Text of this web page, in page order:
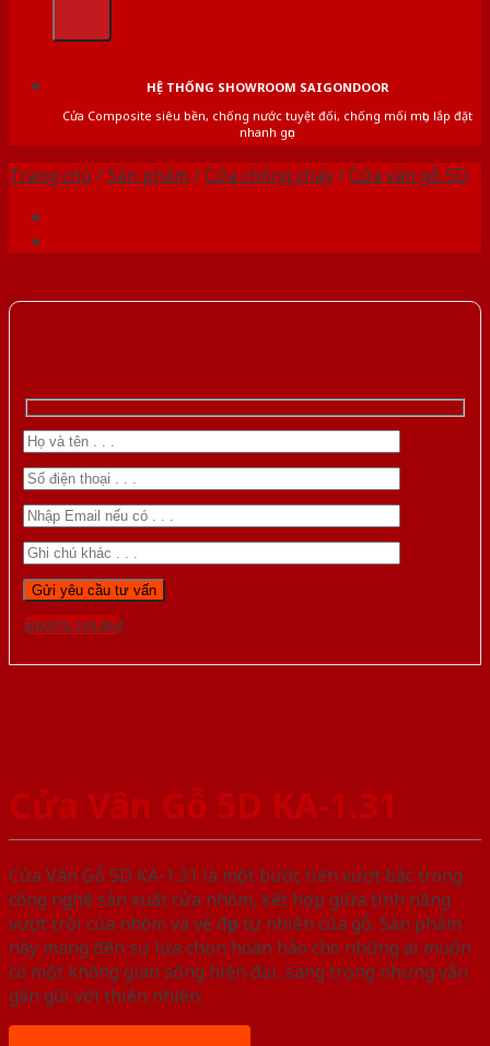
HỆ THỐNG SHOWROOM SAIGONDOOR
Cửa Composite siêu bền, chống nước tuyệt đối, chống mối mọt, lắp đặt
nhanh gọn
Trang chủ /Sản phẩm /Cửa chống cháy/Cửa vân gỗ 5D
Gọi 0976.169.864
Cửa Vân Gỗ 5D KA-1.31
Cửa Vân Gỗ 5D KA-1.31 là một bước tiến vượt bậc trong
công nghệ sản xuất cửa nhôm, kết hợp giữa tính năng
vượt trội của nhôm và vẻ đẹp tự nhiên của gỗ. Sản phẩm
này mang đến sự lựa chọn hoàn hảo cho những ai muốn
có một không gian sống hiện đại, sang trọng nhưng vẫn
gần gũi với thiên nhiên.